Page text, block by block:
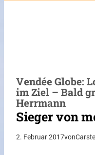
Vendée Globe:
im Ziel – Bald
Herrmann
Sieger von
2. Februar 2017von